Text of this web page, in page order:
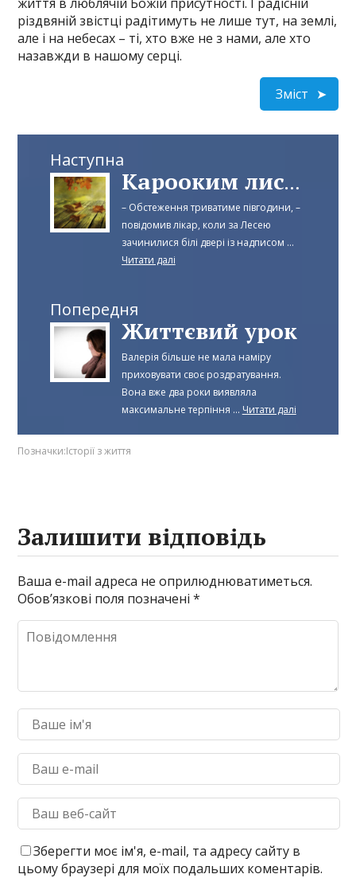
різдвяній звістці радітимуть не лише тут, на землі,
але і на небесах – ті, хто вже не з нами, але хто
назавжди в нашому серці.
Зміст
Наступна
Карооким листочком клена я тобі надішлю листа...
– Обстеження триватиме півгодини, –
повідомив лікар, коли за Лесею
зачинилися білі двері із надписом ...
Читати далі
Попередня
Життєвий урок
Валерія більше не мала наміру
приховувати своє роздратування.
Вона вже два роки виявляла
максимальне терпіння ... Читати далі
Позначки:Історії з життя
Залишити відповідь
Ваша e-mail адреса не оприлюднюватиметься.
Обов’язкові поля позначені*
Зберегти моє ім'я, e-mail, та адресу сайту в
цьому браузері для моїх подальших коментарів.